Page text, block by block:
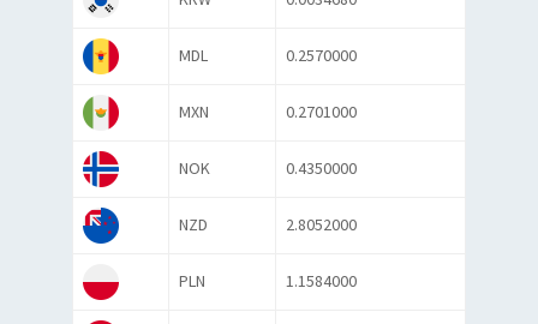
MDL 0.2570000
MXN 0.2701000
NOK 0.4350000
NZD 2.8052000
PLN 1.1584000